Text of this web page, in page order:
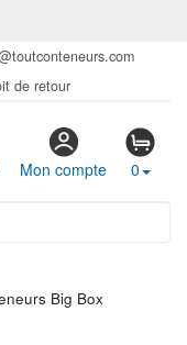
de retour
Mon compte 0
Big Box